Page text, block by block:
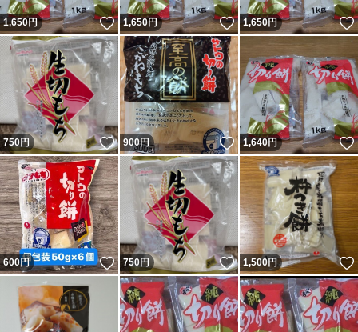
1,650円 いいね！
1,650円 いいね！
1,650円
750円 いいね！
900円 いいね！
1,640円
600円 いいね！
750円 いいね！
1,500円